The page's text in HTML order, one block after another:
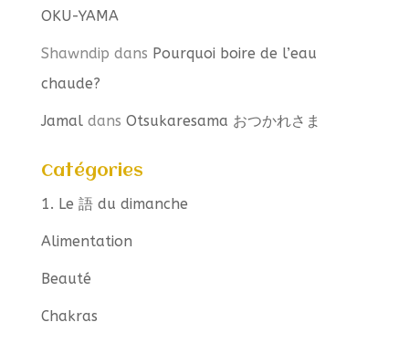
OKU-YAMA
Shawndip dans Pourquoi boire de l’eau
chaude?
Jamaldans Otsukaresama おつかれさま
Catégories
1. Le 語 du dimanche
Alimentation
Beauté
Chakras